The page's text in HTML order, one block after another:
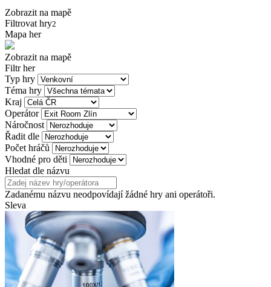
Zobrazit na mapě
Filtrovat hry2
Mapa her
Zobrazit na mapě
Filtr her
Typ hry
Téma hry
Kraj
Operátor
Náročnost
Řadit dle
Počet hráčů
Vhodné pro děti
Hledat dle názvu
Zadanému názvu neodpovídají žádné hry ani operátoři.
Sleva